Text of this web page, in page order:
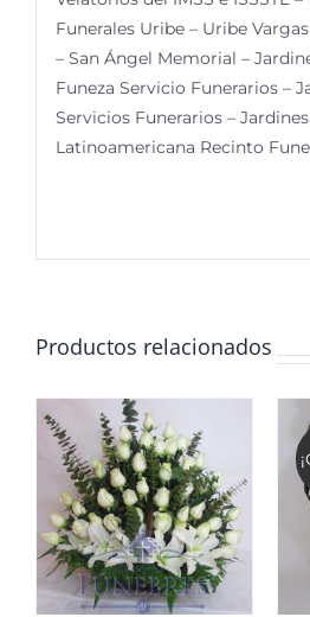
Funerales Uribe – Uribe
– San Ángel Memorial –
Funeza Servicio Funerarios –
Servicios Funerarios –
Latinoamericana Recinto
Productos relacionados